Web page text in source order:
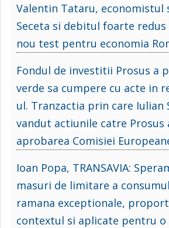
Valentin Tataru, economistul
Seceta si debitul foarte
nou test pentru economia
Fondul de investitii Prosus a
verde sa cumpere cu acte in
ul. Tranzactia prin care Iulian
vandut actiunile catre
aprobarea Comisiei
Ioan Popa, TRANSAVIA:
masuri de limitare a
ramana exceptionale,
contextul si aplicate pentru